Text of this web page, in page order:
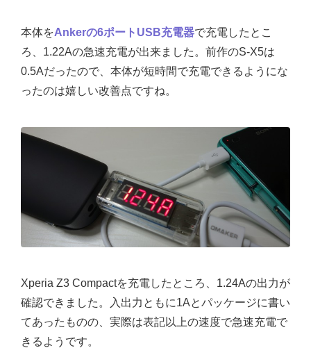
本体をAnkerの6ポートUSB充電器で充電したとこ
ろ、1.22Aの急速充電が出来ました。前作のS-X5は
0.5Aだったので、本体が短時間で充電できるようにな
ったのは嬉しい改善点ですね。
Xperia Z3 Compactを充電したところ、1.24Aの出力が
確認できました。入出力ともに1Aとパッケージに書い
てあったものの、実際は表記以上の速度で急速充電で
きるようです。